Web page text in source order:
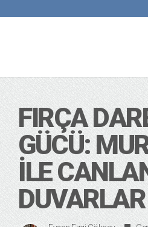
FIRÇA
GÜCÜ:
İLE
DUVARLAR